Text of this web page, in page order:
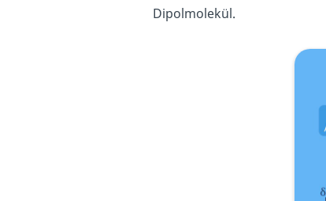
Dipolmolekül.